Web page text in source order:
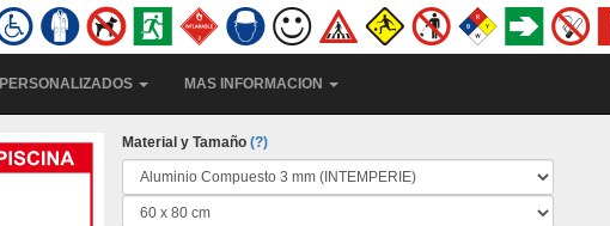
PERSONALIZADOS MAS INFORMACION
Material y Tamaño (?)